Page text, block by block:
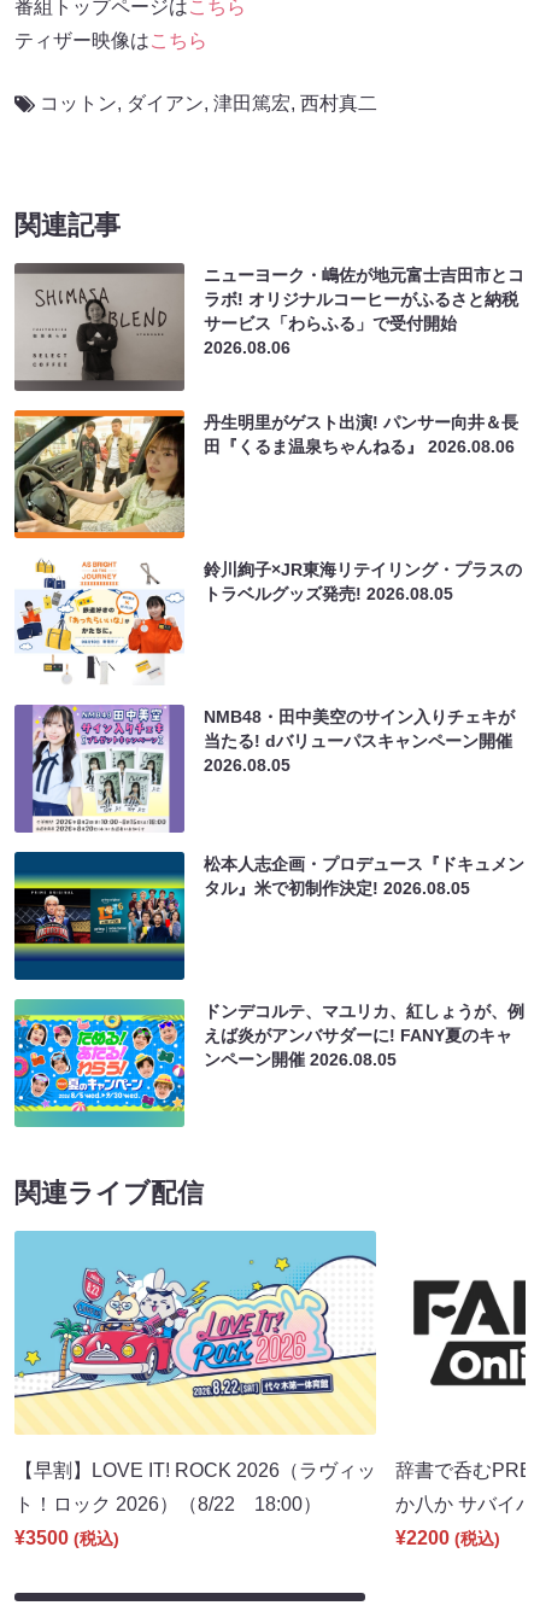
番組トップページはこちら
ティザー映像はこちら
コットン, ダイアン, 津田篤宏, 西村真二
関連記事
ニューヨーク・嶋佐が地元富士吉田市とコ
ラボ! オリジナルコーヒーがふるさと納税
サービス「わらふる」で受付開始
2026.08.06
丹生明里がゲスト出演! パンサー向井＆長
田『くるま温泉ちゃんねる』2026.08.06
鈴川絢子×JR東海リテイリング・プラスの
トラベルグッズ発売!2026.08.05
NMB48・田中美空のサイン入りチェキが
当たる! dバリューパスキャンペーン開催
2026.08.05
松本人志企画・プロデュース『ドキュメン
タル』米で初制作決定!2026.08.05
ドンデコルテ、マユリカ、紅しょうが、例
えば炎がアンバサダーに! FANY夏のキャ
ンペーン開催2026.08.05
関連ライブ配信
【早割】LOVE IT! ROCK 2026（ラヴィッ
ト！ロック 2026）（8/22 18:00）
¥3500 (税込)
辞書で呑むPRE
か八か サバイ
¥2200 (税込)